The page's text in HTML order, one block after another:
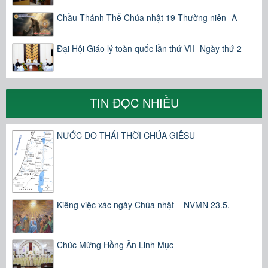
Chầu Thánh Thể Chúa nhật 19 Thường niên -A
Đại Hội Giáo lý toàn quốc lần thứ VII -Ngày thứ 2
TIN ĐỌC NHIỀU
NƯỚC DO THÁI THỜI CHÚA GIÊSU
Kiêng việc xác ngày Chúa nhật – NVMN 23.5.
Chúc Mừng Hồng Ân Linh Mục